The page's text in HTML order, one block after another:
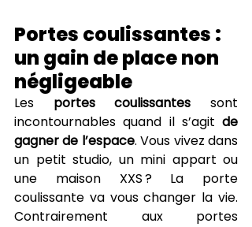
Portes coulissantes :
un gain de place non
négligeable
Les portes coulissantes sont
incontournables quand il s’agit de
gagner de l’espace. Vous vivez dans
un petit studio, un mini appart ou
une maison XXS ? La porte
coulissante va vous changer la vie.
Contrairement aux portes